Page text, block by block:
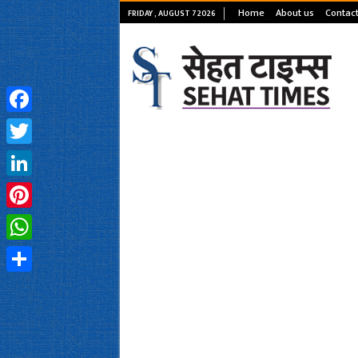
FRIDAY , AUGUST 7 2026 Home About us
Facebook
Twitter
LinkedIn
Pinterest
WhatsApp
Share